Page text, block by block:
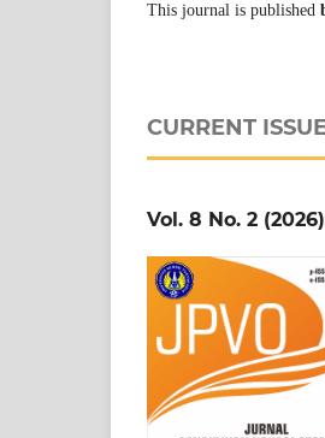
This journal is published
CURRENT
Vol. 8 No. 2